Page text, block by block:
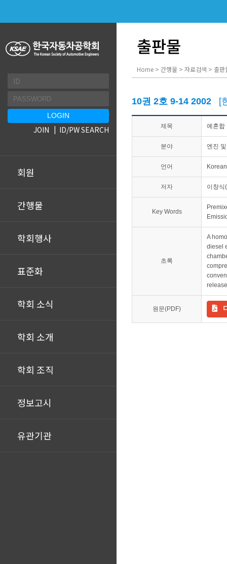
회원
간행물
학회행사
표준화
학회 소식
학회 소개
학회 조직
정보고시
유관기관
JOIN ID/PW SEARCH
출판물
Home > 간행물 > 자료검색 > 출판
10권 2호 9-14 2002 [
제목 예혼합
분야 엔진
언어 Korean
저자 이창식
Key Words
초록
A
diesel
원문(PDF)